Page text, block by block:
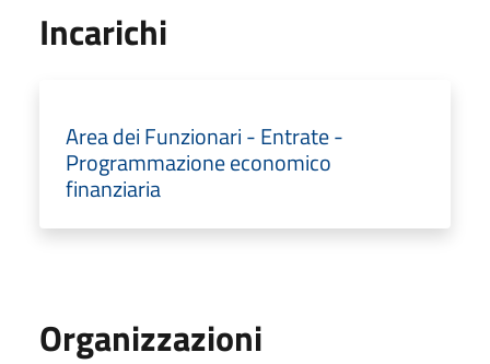
Incarichi
Area dei Funzionari - Entrate -
Programmazione economico
finanziaria
Organizzazioni